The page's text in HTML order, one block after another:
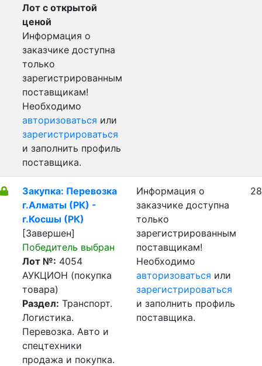
Лот с открытой
ценой
Информация о
заказчике доступна
только
зарегистрированным
поставщикам!
Необходимо
авторизоваться или
зарегистрироваться
и заполнить профиль
поставщика.
Закупка: Перевозка
г.Алматы (РК) -
г.Косшы (РК)
[Завершен]
Победитель выбран
Лот №: 4054
АУКЦИОН (покупка
товара)
Раздел: Транспорт.
Логистика.
Перевозка. Авто и
спецтехники
продажа и покупка.
Информация о
заказчике доступна
только
зарегистрированным
поставщикам!
Необходимо
авторизоваться или
зарегистрироваться
и заполнить профиль
поставщика.